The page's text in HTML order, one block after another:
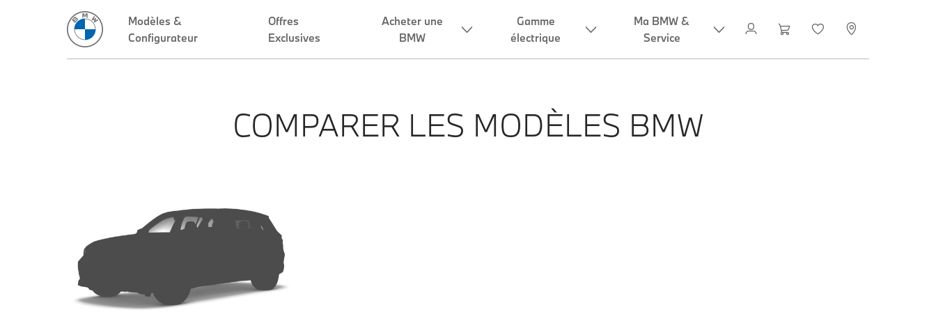
Modèles &
Configurateur
Offres
Exclusives
Acheter une
BMW
Gamme
électrique
Ma BMW &
Service
COMPARER LES MODÈLES BMW